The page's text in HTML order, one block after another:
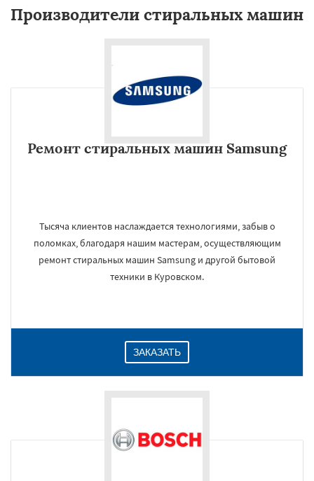
Производители стиральных машин
Ремонт стиральных машин Samsung
Тысяча клиентов наслаждается технологиями, забыв о
поломках, благодаря нашим мастерам, осуществляющим
ремонт стиральных машин Samsung и другой бытовой
техники в Куровском.
ЗАКАЗАТЬ